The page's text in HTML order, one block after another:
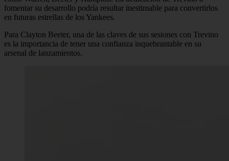
fomentar su desarrollo podría resultar inestimable para convertirlos
en futuras estrellas de los Yankees.
Para Clayton Beeter, una de las claves de sus sesiones con Trevino
es la importancia de tener una confianza inquebrantable en su
arsenal de lanzamientos.